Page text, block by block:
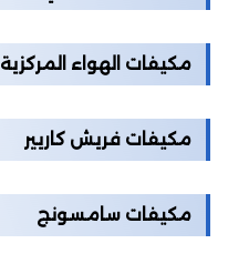
مكيفات الهواء المركزية
مكيفات فريش كاريير
مكيفات سامسونج